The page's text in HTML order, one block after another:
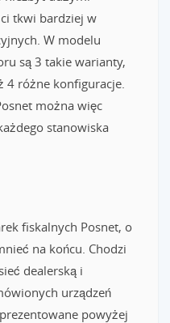
tkwi bardziej w
W modelu
są 3 takie warianty,
4 różne konfiguracje.
można więc
stanowiska
fiskalnych Posnet, o
na końcu. Chodzi
dealerską i
urządzeń
powyżej